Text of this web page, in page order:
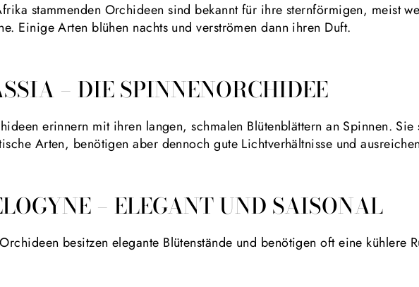
stammenden Orchideen sind bekannt für ihre sternförmigen, meist
Einige Arten blühen nachts und verströmen dann ihren Duft.
– DIE SPINNENORCHIDEE
erinnern mit ihren langen, schmalen Blütenblättern an Spinnen. Sie
Arten, benötigen aber dennoch gute Lichtverhältnisse und
– ELEGANT UND SAISONAL
besitzen elegante Blütenstände und benötigen oft eine kühlere